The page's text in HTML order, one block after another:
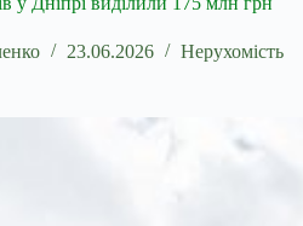
23.06.2026 Нерухомість